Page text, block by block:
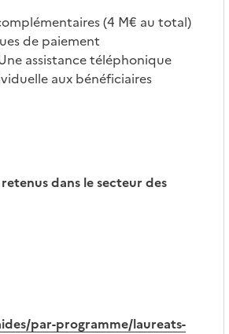
(4 M€ au total)
de paiement
assistance téléphonique
aux bénéficiaires
dans le secteur des
par-programme/laureats-